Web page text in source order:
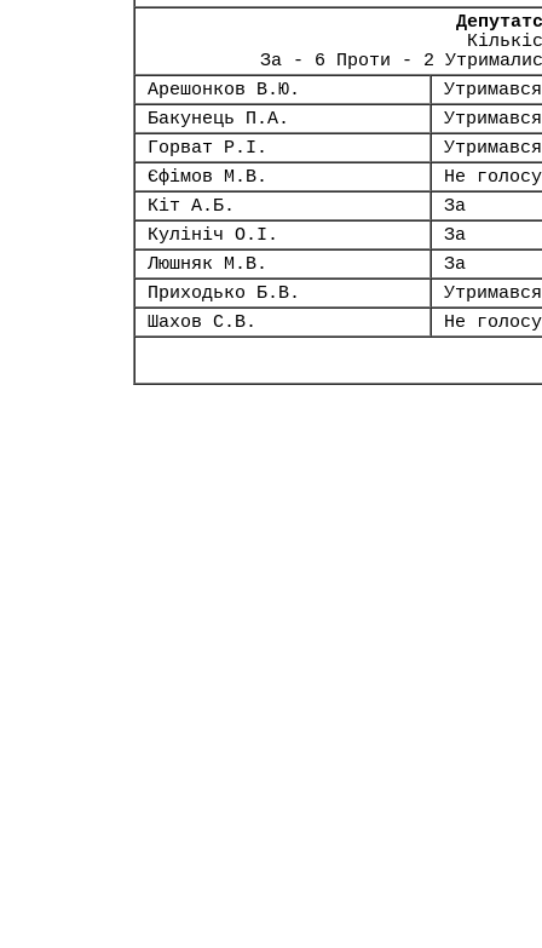
За - 6 Проти - 2
Арешонков В.Ю.
Утримався
Бакунець П.А.
Утримався
Горват Р.І.
Утримався
Єфімов М.В.
Не
Кіт А.Б.
За
Кулініч О.І.
За
Люшняк М.В.
За
Приходько Б.В.
Утримався
Шахов С.В.
Не